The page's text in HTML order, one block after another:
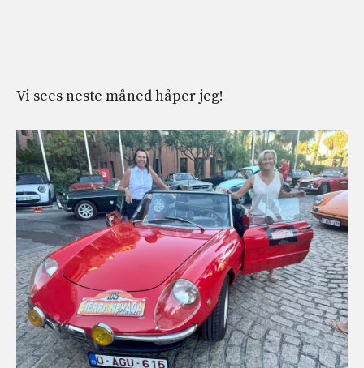
Vi sees neste måned håper jeg!